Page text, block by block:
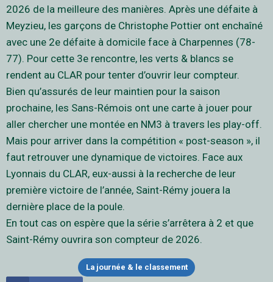
2026 de la meilleure des manières. Après une défaite à
Meyzieu, les garçons de Christophe Pottier ont enchaîné
avec une 2e défaite à domicile face à Charpennes (78-
77). Pour cette 3e rencontre, les verts & blancs se
rendent au CLAR pour tenter d’ouvrir leur compteur.
Bien qu’assurés de leur maintien pour la saison
prochaine, les Sans-Rémois ont une carte à jouer pour
aller chercher une montée en NM3 à travers les play-off.
Mais pour arriver dans la compétition « post-season », il
faut retrouver une dynamique de victoires. Face aux
Lyonnais du CLAR, eux-aussi à la recherche de leur
première victoire de l’année, Saint-Rémy jouera la
dernière place de la poule.
En tout cas on espère que la série s’arrêtera à 2 et que
Saint-Rémy ouvrira son compteur de 2026.
La journée & le classement